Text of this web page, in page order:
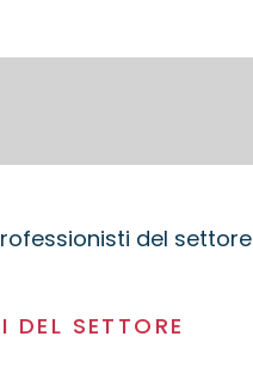
del settore
DEL SETTORE